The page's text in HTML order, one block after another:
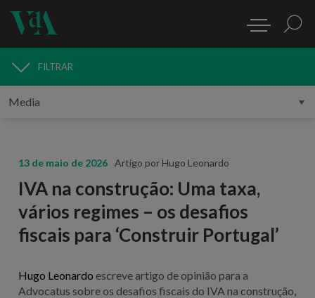
MEDIA
FILTRAR
13 de maio de 2026 Artigo por Hugo Leonardo
IVA na construção: Uma taxa,
vários regimes – os desafios
fiscais para ‘Construir Portugal’
Hugo Leonardo escreve artigo de opinião para a
Advocatus sobre os desafios fiscais do IVA na construção,